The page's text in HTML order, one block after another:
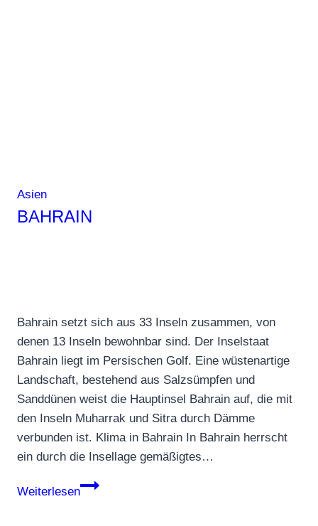
Asien
BAHRAIN
Bahrain setzt sich aus 33 Inseln zusammen, von
denen 13 Inseln bewohnbar sind. Der Inselstaat
Bahrain liegt im Persischen Golf. Eine wüstenartige
Landschaft, bestehend aus Salzsümpfen und
Sanddünen weist die Hauptinsel Bahrain auf, die mit
den Inseln Muharrak und Sitra durch Dämme
verbunden ist. Klima in Bahrain In Bahrain herrscht
ein durch die Insellage gemäßigtes…
Weiterlesen
Bahrain